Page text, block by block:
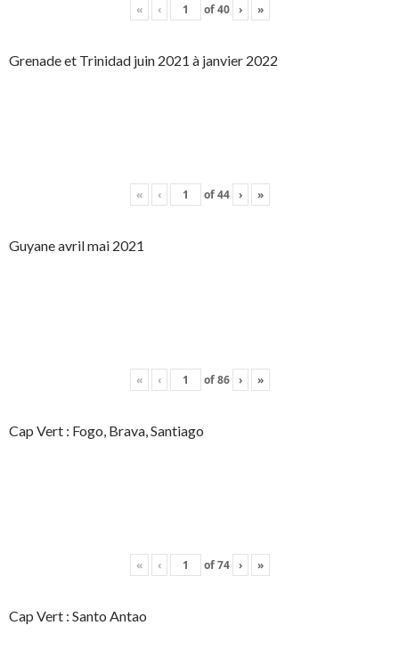
« ‹ of40 › »
Grenade et Trinidad juin 2021 à janvier 2022
« ‹ of44 › »
Guyane avril mai 2021
« ‹ of86 › »
Cap Vert : Fogo, Brava, Santiago
« ‹ of74 › »
Cap Vert : Santo Antao